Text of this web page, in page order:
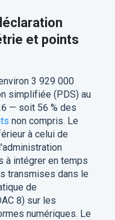
et points
3 929 000
simplifiée (PDS) au
— soit 56 % des
non compris. Le
à celui de
à intégrer en temps
transmises dans le
de
8) sur les
numériques. Le